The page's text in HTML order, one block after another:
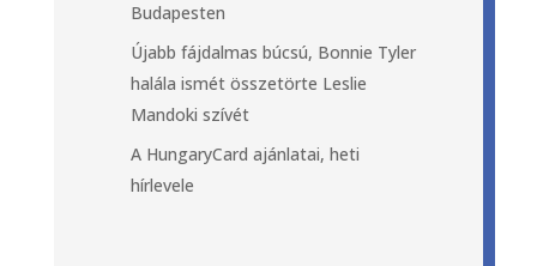
Budapesten
Újabb fájdalmas búcsú, Bonnie Tyler
halála ismét összetörte Leslie
Mandoki szívét
A HungaryCard ajánlatai, heti
hírlevele